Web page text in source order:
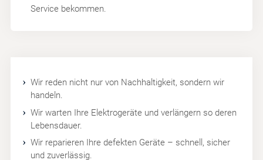
Service bekommen.
Wir reden nicht nur von Nachhaltigkeit, sondern wir
handeln.
Wir warten Ihre Elektrogeräte und verlängern so deren
Lebensdauer.
Wir reparieren Ihre defekten Geräte – schnell, sicher
und zuverlässig.